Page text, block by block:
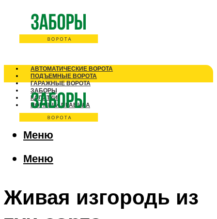
АВТОМАТИЧЕСКИЕ ВОРОТА
ПОДЪЕМНЫЕ ВОРОТА
ГАРАЖНЫЕ ВОРОТА
ЗАБОРЫ
КАЛИТКИ
НОРМЫ И ПРАВИЛА
Меню
Меню
Живая изгородь из